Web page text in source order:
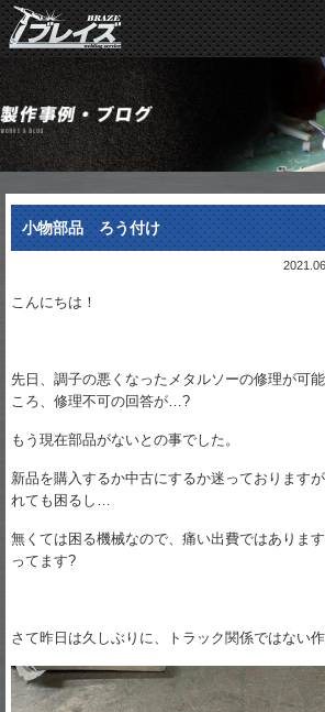
小物部品 ろう付け
こんにちは！
先日、調子の悪くなったメタルソーの修理が可
ころ、修理不可の回答が…?
もう現在部品がないとの事でした。
新品を購入するか中古にするか迷っております
れても困るし…
無くては困る機械なので、痛い出費ではありま
ってます?
さて昨日は久しぶりに、トラック関係ではない